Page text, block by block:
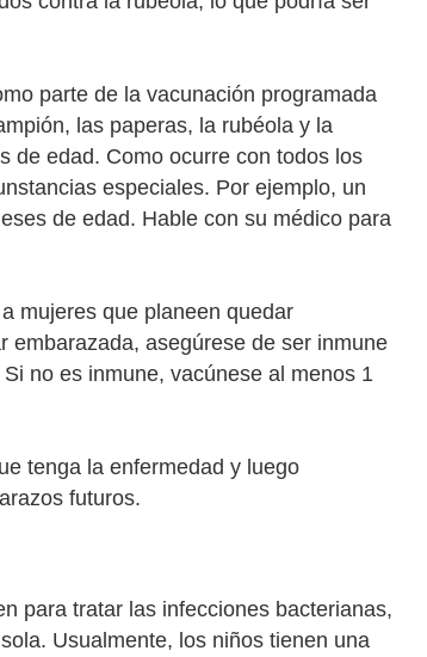
parte de la vacunación programada
las paperas, la rubéola y la
de edad. Como ocurre con todos los
especiales. Por ejemplo, un
de edad. Hable con su médico para
mujeres que planeen quedar
embarazada, asegúrese de ser inmune
no es inmune, vacúnese al menos 1
tenga la enfermedad y luego
futuros.
para tratar las infecciones bacterianas,
Usualmente, los niños tienen una